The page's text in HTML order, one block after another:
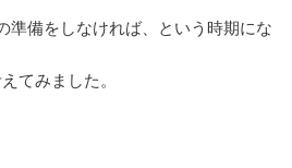
準備をしなければ、という時期にな
てみました。